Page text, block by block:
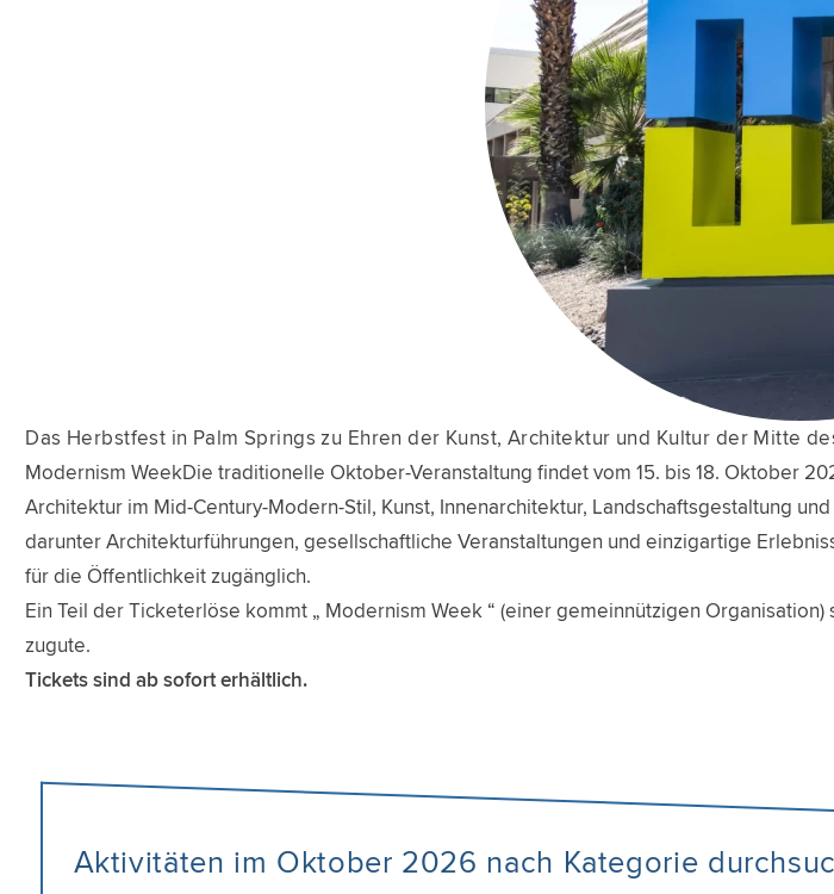
Das Herbstfest in Palm Springs zu Ehren der Kunst, Architektur und Kultur der Mitte
Modernism WeekDie traditionelle Oktober-Veranstaltung findet vom 15. bis 18. Oktober
Architektur im Mid-Century-Modern-Stil, Kunst, Innenarchitektur, Landschaftsgestaltung
darunter Architekturführungen, gesellschaftliche Veranstaltungen und einzigartige
für die Öffentlichkeit zugänglich.
Ein Teil der Ticketerlöse kommt „ Modernism Week “ (einer gemeinnützigen
zugute.
Tickets sind ab sofort erhältlich.
Aktivitäten im Oktober 2026 nach Kategorie